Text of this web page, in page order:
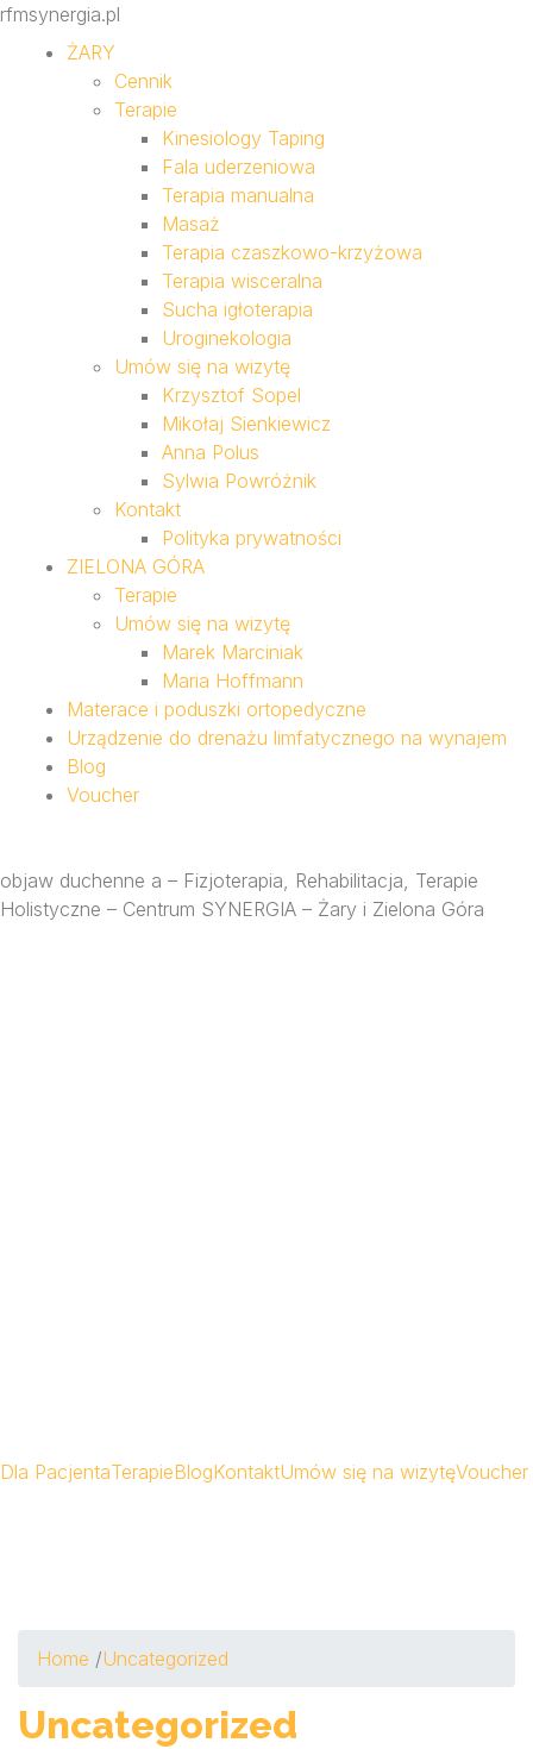
rfmsynergia.pl
ŻARY
Cennik
Terapie
Kinesiology Taping
Fala uderzeniowa
Terapia manualna
Masaż
Terapia czaszkowo-krzyżowa
Terapia wisceralna
Sucha igłoterapia
Uroginekologia
Umów się na wizytę
Krzysztof Sopel
Mikołaj Sienkiewicz
Anna Polus
Sylwia Powróżnik
Kontakt
Polityka prywatności
ZIELONA GÓRA
Terapie
Umów się na wizytę
Marek Marciniak
Maria Hoffmann
Materace i poduszki ortopedyczne
Urządzenie do drenażu limfatycznego na wynajem
Blog
Voucher
objaw duchenne a – Fizjoterapia, Rehabilitacja, Terapie
Holistyczne – Centrum SYNERGIA – Żary i Zielona Góra
Dla PacjentaTerapieBlogKontaktUmów się na wizytęVoucher
Home /Uncategorized
Uncategorized